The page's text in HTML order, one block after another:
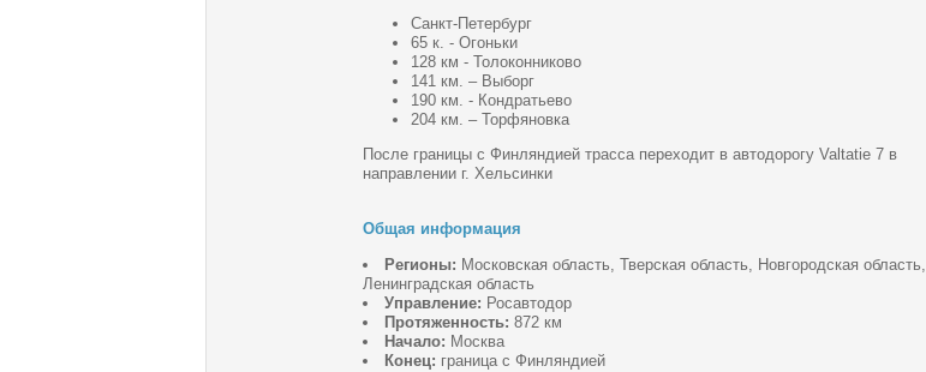
Санкт-Петербург
65 к. - Огоньки
128 км - Толоконниково
141 км. – Выборг
190 км. - Кондратьево
204 км. – Торфяновка
После границы с Финляндией трасса переходит в автодорогу Valtatie 7 в
направлении г. Хельсинки
Общая информация
Регионы: Московская область, Тверская область, Новгородская область,
Ленинградская область
Управление: Росавтодор
Протяженность: 872 км
Начало: Москва
Конец: граница с Финляндией